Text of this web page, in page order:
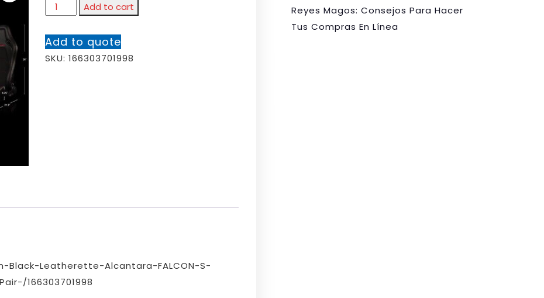
Add to cart
Add to quote
SKU: 166303701998
Leatherette-Alcantara-FALCON-S-
166303701998
Reyes Magos: Consejos Para Hacer
Tus Compras En Línea